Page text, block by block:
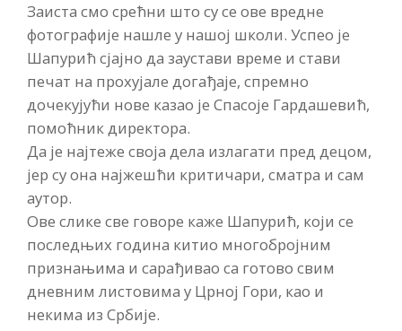
Заиста смо срећни што су се ове вредне
фотографије нашле у нашој школи. Успео је
Шапурић сјајно да заустави време и стави
печат на прохујале догађаје, спремно
дочекујући нове казао је Спасоје Гардашевић,
помоћник директора.
Да је најтеже своја дела излагати пред децом,
јер су она најжешћи критичари, сматра и сам
аутор.
Ове слике све говоре каже Шапурић, који се
последњих година китио многобројним
признањима и сарађивао са готово свим
дневним листовима у Црној Гори, као и
некима из Србије.